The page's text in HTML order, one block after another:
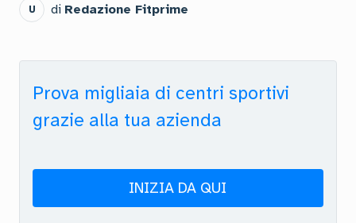
U di Redazione Fitprime
Prova migliaia di centri sportivi
grazie alla tua azienda
INIZIA DA QUI